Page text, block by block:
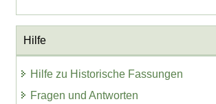
Hilfe
Hilfe zu Historische Fassungen
Fragen und Antworten